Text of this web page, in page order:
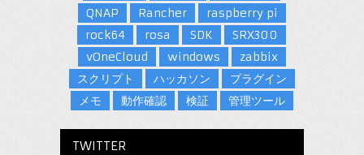
QNAP
Rancher
raspberry pi
rock64
rosa SDK
SRX300
vOneCloud
windows
zabbix
スクリプト
ハッカソン
プラグイン
メモ
動作確認 検証 管理ツール
TWITTER